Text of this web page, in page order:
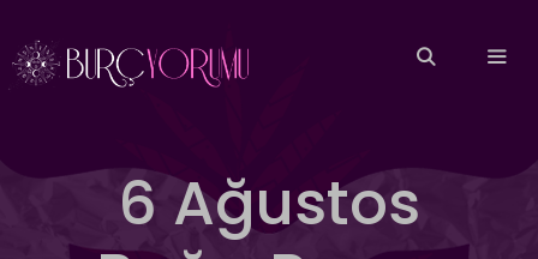
atla
6 Ağustos